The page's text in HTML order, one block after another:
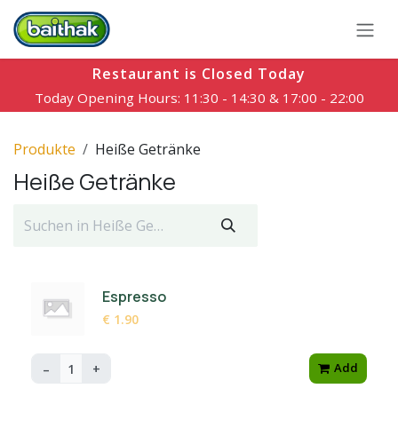
Zum Inhalt springen
Restaurant is Closed Today
Today Opening Hours: 11:30 - 14:30 & 17:00 - 22:00
Produkte Heiße Getränke
Heiße Getränke
Espresso
€ 1.90
– + Add